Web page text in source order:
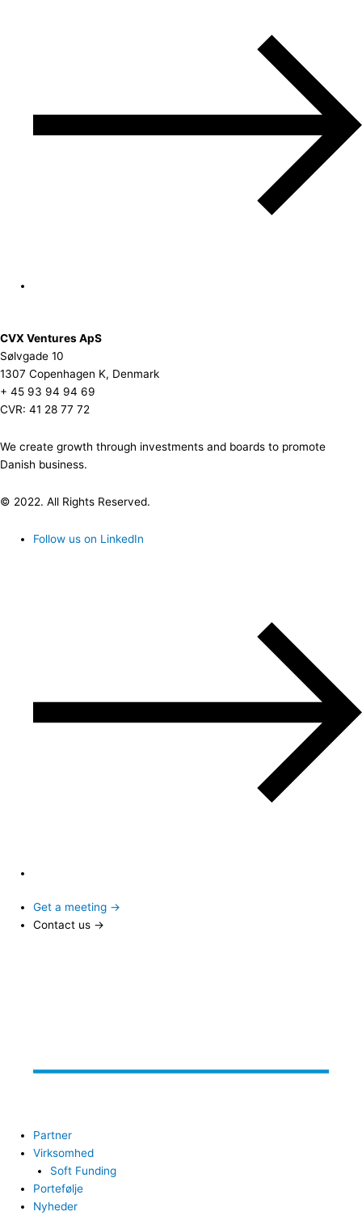
CVX Ventures ApS
Sølvgade 10
1307 Copenhagen K, Denmark
+ 45 93 94 94 69
CVR: 41 28 77 72
We create growth through investments and boards to promote
Danish business.
© 2022. All Rights Reserved.
Follow us on LinkedIn
Get a meeting →
Contact us →
Partner
Virksomhed
Soft Funding
Portefølje
Nyheder